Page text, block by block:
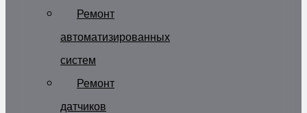
Ремонт
автоматизированных
систем
Ремонт
датчиков